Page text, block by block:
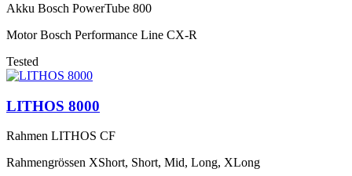
Akku Bosch PowerTube 800
Motor Bosch Performance Line CX-R
Tested
LITHOS 8000
Rahmen LITHOS CF
Rahmengrössen XShort, Short, Mid, Long, XLong